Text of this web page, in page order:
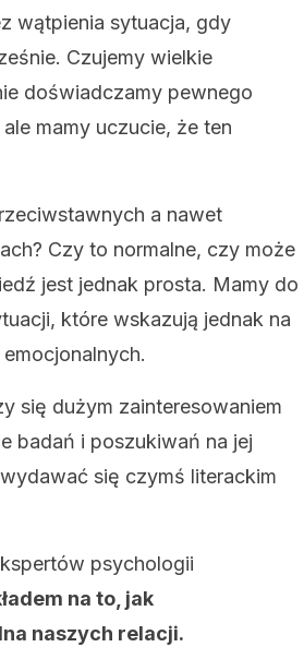
wątpienia sytuacja, gdy
Czujemy wielkie
doświadczamy pewnego
mamy uczucie, że ten
a nawet
Czy to normalne, czy może
jest jednak prosta. Mamy do
które wskazują jednak na
się dużym zainteresowaniem
badań i poszukiwań na jej
się czymś literackim
psychologii
na to, jak
naszych relacji.